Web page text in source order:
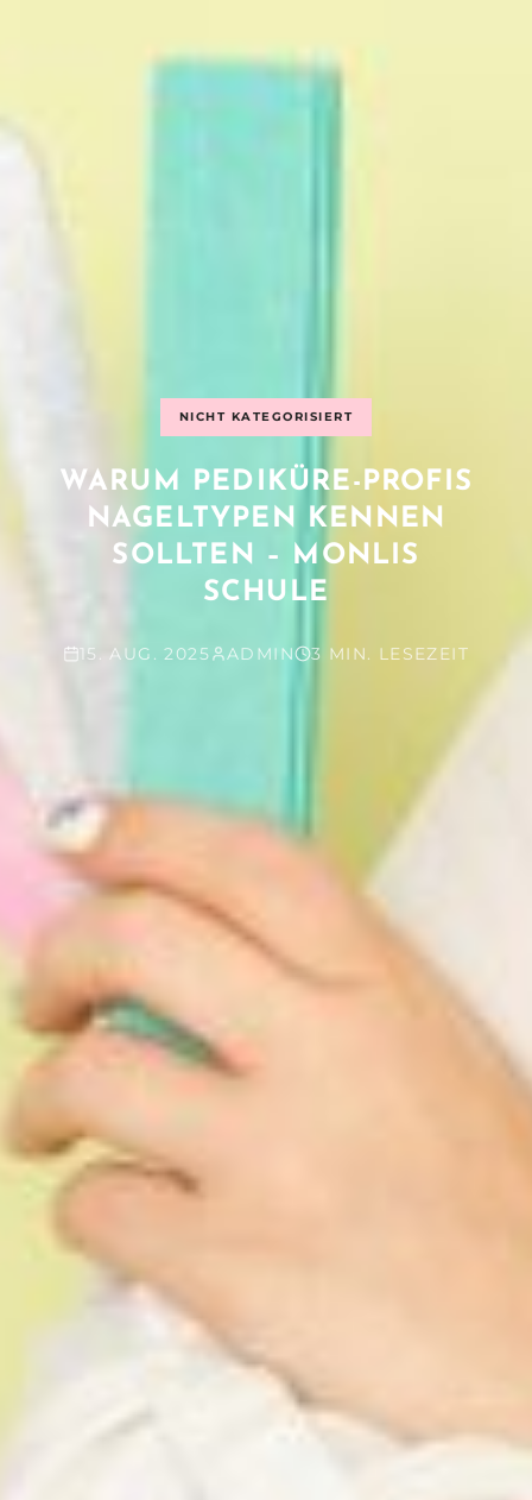
NICHT KATEGORISIERT
WARUM PEDIKÜRE-PROFIS
NAGELTYPEN KENNEN
SOLLTEN – MONLIS
SCHULE
15. AUG. 2025 ADMIN 3 MIN. LESEZEIT